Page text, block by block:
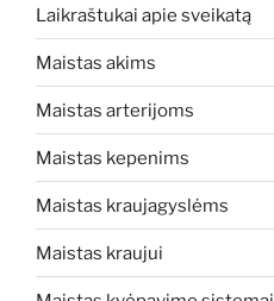
Laikraštukai apie sveikatą
Maistas akims
Maistas arterijoms
Maistas kepenims
Maistas kraujagyslėms
Maistas kraujui